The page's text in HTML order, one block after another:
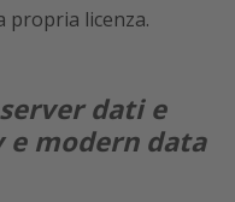
propria licenza.
erver dati e
e modern data